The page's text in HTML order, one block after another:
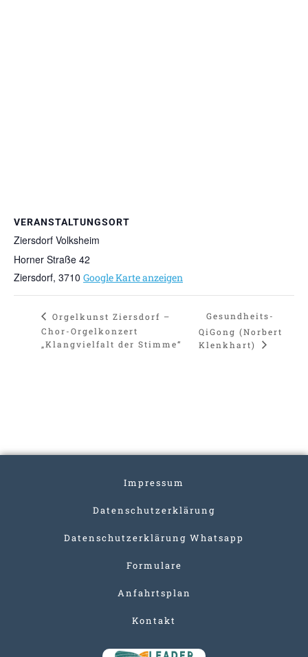
VERANSTALTUNGSORT
Ziersdorf Volksheim
Horner Straße 42
Ziersdorf, 3710 Google Karte anzeigen
Orgelkunst Ziersdorf –
Chor-Orgelkonzert
„Klangvielfalt der Stimme“
Gesundheits-
QiGong (Norbert
Klenkhart)
Impressum
Datenschutzerklärung
Datenschutzerklärung Whatsapp
Formulare
Anfahrtsplan
Kontakt